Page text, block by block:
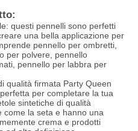
questi pennelli sono perfetti
una bella applicazione per
pennello per ombretti,
per polvere, pennello
pennello per labbra per
qualità firmata Party Queen
per completare la tua
sintetiche di qualità
come la seta e hanno una
crema e prodotti